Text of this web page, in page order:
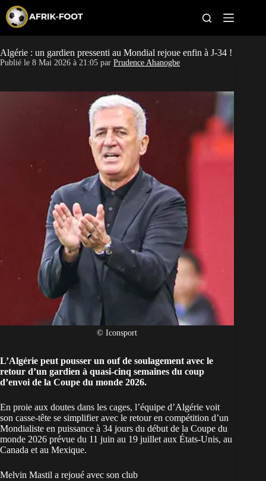
p
o
c
n
CAN féminine
Pays
Clubs
Classement
Paris sportifs
Algérie : un gardien pressenti au Mondial rejoue enfin à J-34 !
Publié le 8 Mai 2026 à 21:05 par Prudence Ahanogbe
© Iconsport
L’Algérie peut pousser un ouf de soulagement avec le
retour d’un gardien à quasi-cinq semaines du coup
d’envoi de la Coupe du monde 2026.
En proie aux doutes dans les cages, l’équipe d’Algérie voit
son casse-tête se simplifier avec le retour en compétition d’un
Mondialiste en puissance à 34 jours du début de la Coupe du
monde 2026 prévue du 11 juin au 19 juillet aux États-Unis, au
Canada et au Mexique.
Melvin Mastil a rejoué avec son club